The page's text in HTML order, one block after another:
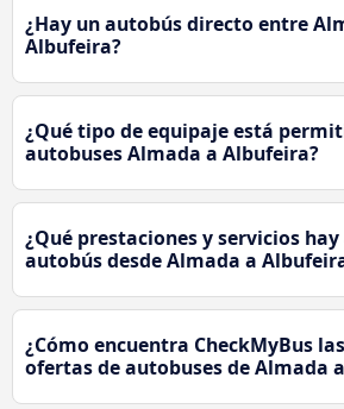
¿Hay un autobús directo entre
Albufeira?
¿Qué tipo de equipaje está
autobuses Almada a Albufeira?
¿Qué prestaciones y servicios
autobús desde Almada a
¿Cómo encuentra CheckMyBus
ofertas de autobuses de Almada